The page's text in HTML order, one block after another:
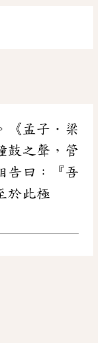
《孟子．梁
鼓之聲，管
告曰：『吾
於此極